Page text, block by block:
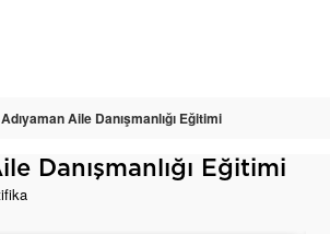
Adıyaman Aile Danışmanlığı Eğitimi
Danışmanlığı Eğitimi